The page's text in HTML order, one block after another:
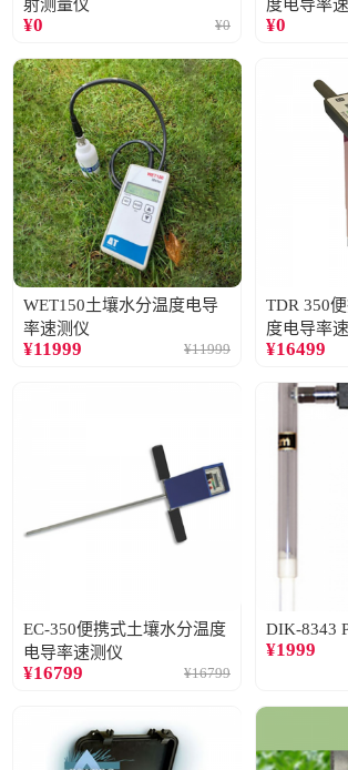
射测量仪
¥0 ¥0
度电导率
¥0
WET150土壤水分温度电导
率速测仪
¥11999 ¥11999
TDR 350
度电导率
¥16499
EC-350便携式土壤水分温度
电导率速测仪
¥16799 ¥16799
DIK-8343
¥1999